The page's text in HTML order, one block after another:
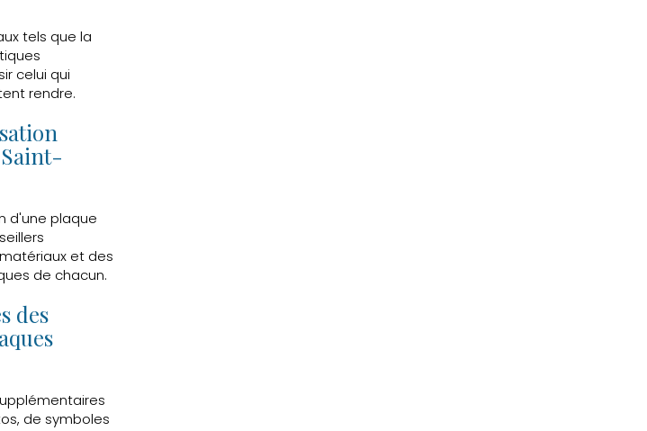
tels que la
celui qui
rendre.
d'une plaque
et des
de chacun.
des
de symboles